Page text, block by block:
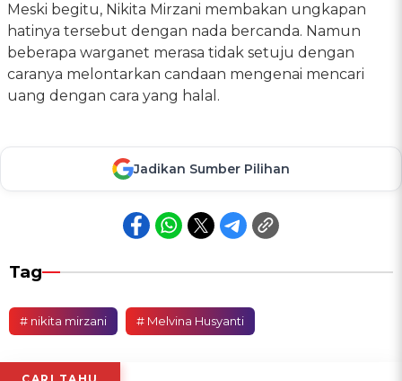
Meski begitu, Nikita Mirzani membakan ungkapan
hatinya tersebut dengan nada bercanda. Namun
beberapa warganet merasa tidak setuju dengan
caranya melontarkan candaan mengenai mencari
uang dengan cara yang halal.
Jadikan Sumber Pilihan
Tag
# nikita mirzani # Melvina Husyanti